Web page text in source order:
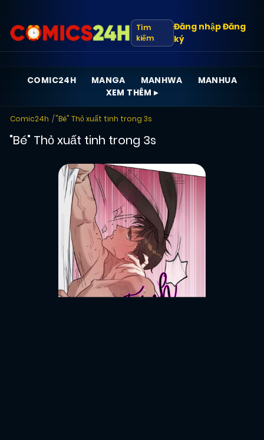
Tìm
kiếm
Đăng nhậpĐăng
ký
COMIC24H MANGA MANHWA
MANHUA
XEM THÊM ▸
Comic24h "Bé" Thỏ xuất tinh trong 3s
"Bé" Thỏ xuất tinh trong 3s